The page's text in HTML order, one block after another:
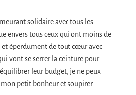
solidaire avec tous les
envers tous ceux qui ont moins de
éperdument de tout cœur avec
vont se serrer la ceinture pour
leur budget, je ne peux
petit bonheur et soupirer.